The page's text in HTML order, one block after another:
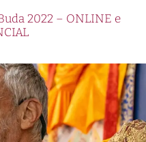
2022 – ONLINE e